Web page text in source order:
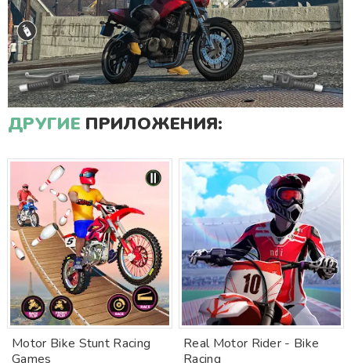
ДРУГИЕ ПРИЛОЖЕНИЯ:
Motor Bike Stunt Racing
Games
Real Motor Rider - Bike
Racing